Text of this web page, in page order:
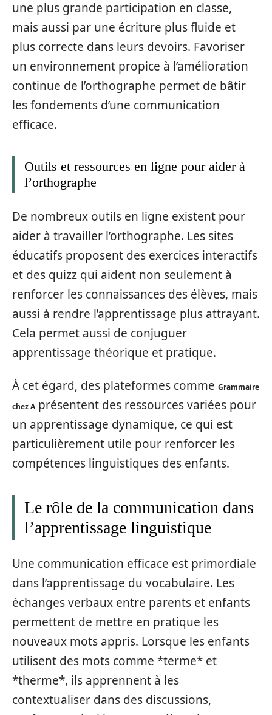
une plus grande participation en classe,
mais aussi par une écriture plus fluide et
plus correcte dans leurs devoirs. Favoriser
un environnement propice à l’amélioration
continue de l’orthographe permet de bâtir
les fondements d’une communication
efficace.
Outils et ressources en ligne pour aider à
l’orthographe
De nombreux outils en ligne existent pour
aider à travailler l’orthographe. Les sites
éducatifs proposent des exercices interactifs
et des quizz qui aident non seulement à
renforcer les connaissances des élèves, mais
aussi à rendre l’apprentissage plus attrayant.
Cela permet aussi de conjuguer
apprentissage théorique et pratique.
À cet égard, des plateformes comme Grammaire
chez Aprésentent des ressources variées pour
un apprentissage dynamique, ce qui est
particulièrement utile pour renforcer les
compétences linguistiques des enfants.
Le rôle de la communication dans
l’apprentissage linguistique
Une communication efficace est primordiale
dans l’apprentissage du vocabulaire. Les
échanges verbaux entre parents et enfants
permettent de mettre en pratique les
nouveaux mots appris. Lorsque les enfants
utilisent des mots comme *terme* et
*therme*, ils apprennent à les
contextualiser dans des discussions,